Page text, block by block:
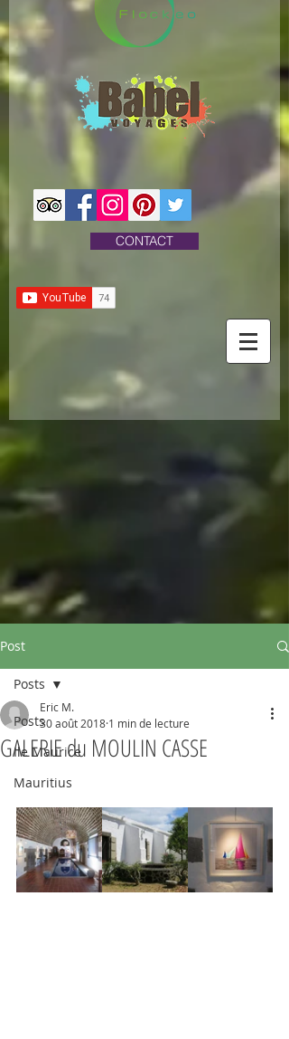
CONTACT
Post
Posts
Ile Maurice
Mauritius
Posts
GALERIE du MOULIN CASSE
Eric M.
30 août 2018 1 min de lecture